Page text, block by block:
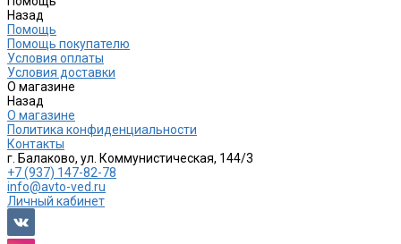
Назад
Помощь
Помощь покупателю
Условия оплаты
Условия доставки
О магазине
Назад
О магазине
Политика конфиденциальности
Контакты
г. Балаково, ул. Коммунистическая, 144/3
+7 (937) 147-82-78
info@avto-ved.ru
Личный кабинет